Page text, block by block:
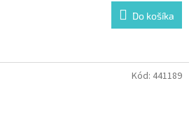
Do košíka
Kód: 441189